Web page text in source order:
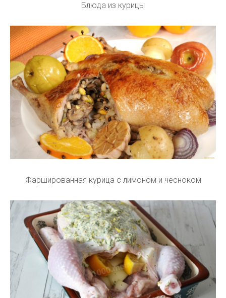
Блюда из курицы
Фаршированная курица с лимоном и чесноком